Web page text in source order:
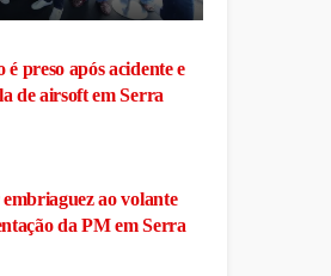
preso após acidente e
de airsoft em Serra
ao volante
da PM em Serra